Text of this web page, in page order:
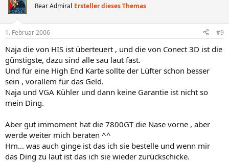
Rear Admiral Ersteller dieses Themas
1. Februar 2006 #9
Naja die von HIS ist überteuert , und die von Conect 3D ist die
günstigste, dazu sind alle sau laut fast.
Und für eine High End Karte sollte der Lüfter schon besser
sein , vorallem für das Geld.
Naja und VGA Kühler und dann keine Garantie ist nicht so
mein Ding.
Aber gut immoment hat die 7800GT die Nase vorne , aber
werde weiter mich beraten ^^
Hm... was auch ginge ist das ich sie bestelle und wenn mir
das Ding zu laut ist das ich sie wieder zurückschicke.